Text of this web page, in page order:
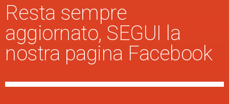
Resta sempre
aggiornato, SEGUI la
nostra pagina Facebook